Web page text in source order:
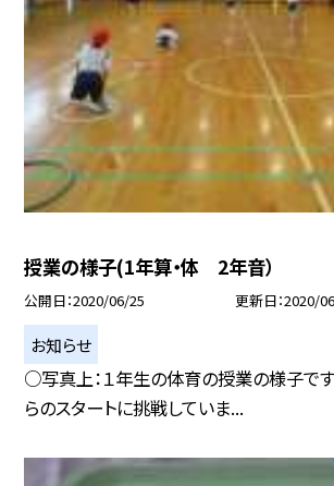
授業の様子(1年算・体 2年音）
公開日 2020/06/25 更新日 2020/
お知らせ
○写真上：１年生の体育の授業の様子で
らのスタートに挑戦していま...